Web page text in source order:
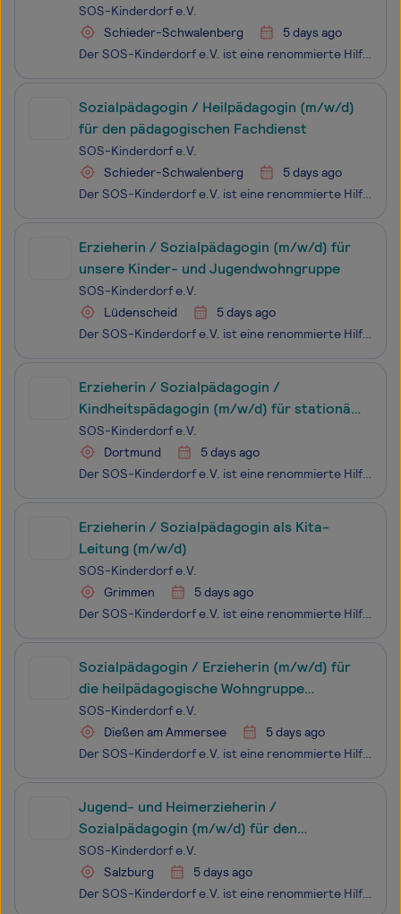
SOS-Kinderdorf e.V.
Schieder-Schwalenberg
5 days ago
Der SOS-Kinderdorf e.V. ist eine renommierte Hilfsorganisation und ein freier, gemeinnütziger Träger der Kinder- und Jugendhilfe mit 38 Einrichtungen im gesamten Bundesgebiet und rund 5.200 Mitarbeiterinnen und Mitarbeitern.Das SOS-Kinderdorf Lippe bietet Kindern, Jugendlichen, jungen Erwachsenen un
Sozialpädagogin / Heilpädagogin (m/w/d)
für den pädagogischen Fachdienst
SOS-Kinderdorf e.V.
Schieder-Schwalenberg
5 days ago
Der SOS-Kinderdorf e.V. ist eine renommierte Hilfsorganisation und ein freier, gemeinnütziger Träger der Kinder- und Jugendhilfe mit 38 Einrichtungen im gesamten Bundesgebiet und rund 5.200 Mitarbeiterinnen und Mitarbeitern.Das SOS-Kinderdorf Lippe bietet Kindern, Jugendlichen, jungen Erwachsenen un
Erzieherin / Sozialpädagogin (m/w/d) für
unsere Kinder- und Jugendwohngruppe
SOS-Kinderdorf e.V.
Lüdenscheid
5 days ago
Der SOS-Kinderdorf e.V. ist eine renommierte Hilfsorganisation und ein freier, gemeinnütziger Träger der Kinder- und Jugendhilfe mit 38 Einrichtungen im gesamten Bundesgebiet und rund 5.200 Mitarbeiterinnen und Mitarbeitern.Das SOS-Kinderdorf Sauerland unterstützt als Verbund stationärer Jugendhilfe
Erzieherin / Sozialpädagogin /
Kindheitspädagogin (m/w/d) für stationäre
Wohngruppen
SOS-Kinderdorf e.V.
Dortmund
5 days ago
Der SOS-Kinderdorf e.V. ist eine renommierte Hilfsorganisation und ein freier, gemeinnütziger Träger der Kinder- und Jugendhilfe mit 38 Einrichtungen im gesamten Bundesgebiet und rund 5.200 Mitarbeiterinnen und Mitarbeitern.Das SOS-Kinderdorf Dortmund ist ein wachsender Verbund stationärer und ambul
Erzieherin / Sozialpädagogin als Kita-
Leitung (m/w/d)
SOS-Kinderdorf e.V.
Grimmen
5 days ago
Der SOS-Kinderdorf e.V. ist eine renommierte Hilfsorganisation und ein freier, gemeinnütziger Träger der Kinder- und Jugendhilfe mit 38 Einrichtungen im gesamten Bundesgebiet und rund 5.200 Mitarbeiterinnen und Mitarbeitern.Im Rahmen der Kinder- und Jugendhilfe betreibt das SOS-Kinderdorf Vorpommern
Sozialpädagogin / Erzieherin (m/w/d) für
die heilpädagogische Wohngruppe
Bergblick
SOS-Kinderdorf e.V.
Dießen am Ammersee
5 days ago
Der SOS-Kinderdorf e.V. ist eine renommierte Hilfsorganisation und ein freier, gemeinnütziger Träger der Kinder- und Jugendhilfe mit 38 Einrichtungen im gesamten Bundesgebiet und rund 5.200 Mitarbeiterinnen und Mitarbeitern.Im SOS-Kinderdorf Ammersee-Lech betreuen wir junge Menschen in unterschiedli
Jugend- und Heimerzieherin /
Sozialpädagogin (m/w/d) für den
stationären Bereich
SOS-Kinderdorf e.V.
Salzburg
5 days ago
Der SOS-Kinderdorf e.V. ist eine renommierte Hilfsorganisation und ein freier, gemeinnütziger Träger der Kinder- und Jugendhilfe mit 38 Einrichtungen im gesamten Bundesgebiet und rund 5.200 Mitarbeiterinnen und Mitarbeitern.Im SOS-Kinderdorf Schwarzwald schaffen wir durch vielfältige Betreuungsangeb